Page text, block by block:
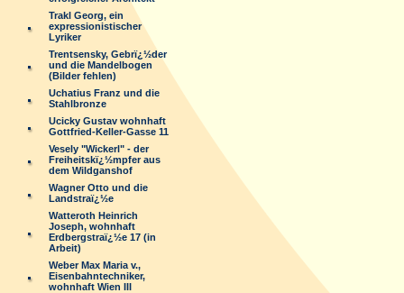
Trakl Georg, ein
expressionistischer
Lyriker
Trentsensky, Gebrï¿½der
und die Mandelbogen
(Bilder fehlen)
Uchatius Franz und die
Stahlbronze
Ucicky Gustav wohnhaft
Gottfried-Keller-Gasse 11
Vesely "Wickerl" - der
Freiheitskï¿½mpfer aus
dem Wildganshof
Wagner Otto und die
Landstraï¿½e
Watteroth Heinrich
Joseph, wohnhaft
Erdbergstraï¿½e 17 (in
Arbeit)
Weber Max Maria v.,
Eisenbahntechniker,
wohnhaft Wien III